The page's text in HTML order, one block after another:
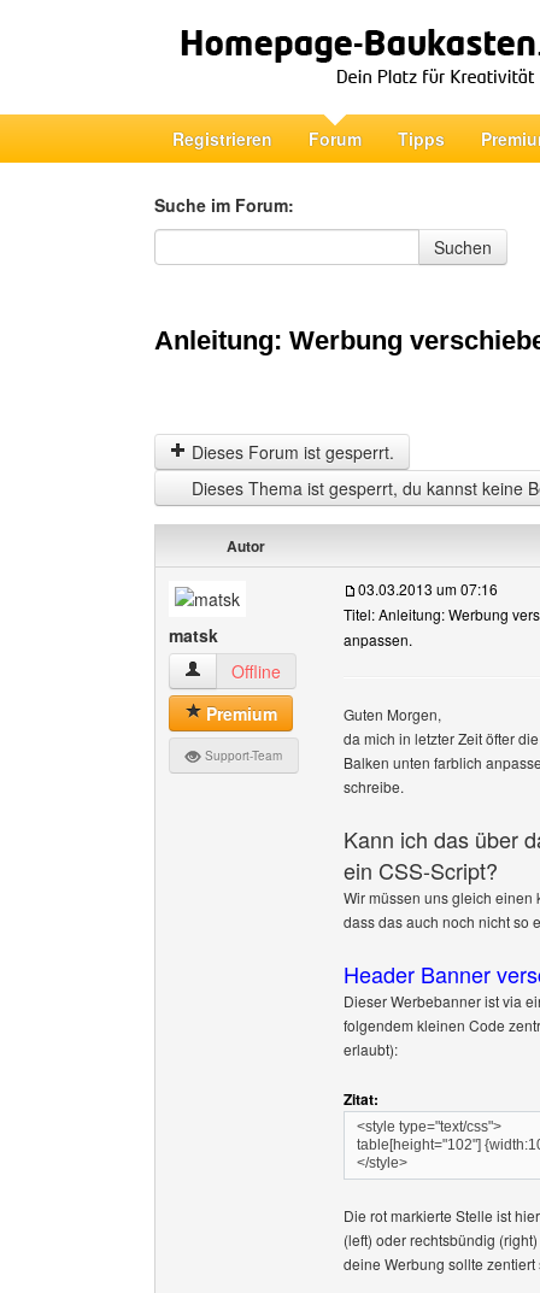
Registrieren Forum Tipps
Suche im Forum:
Suche im Forum
Suchen
Anleitung: Werbung
Dieses Forum ist gesperrt.
Dieses Thema ist gesperrt, du kannst keine
Autor
matsk
matsk Benutzer-Profile anzeigen
Offline
Premium
Support-Team
03.03.2013 um 07:16
Titel: Anleitung: Werbung
anpassen.
Guten Morgen,
da mich in letzter Zeit öfter
Balken unten farblich
schreibe.
Kann ich das über
ein CSS-Script?
Wir müssen uns gleich einen
dass das auch noch nicht so
Header Banner
Dieser Werbebanner ist via
folgendem kleinen Code
erlaubt):
Zitat:
<style type="text/css">
table[height="102"]
</style>
Die rot markierte Stelle ist
(left) oder rechtsbündig
deine Werbung sollte